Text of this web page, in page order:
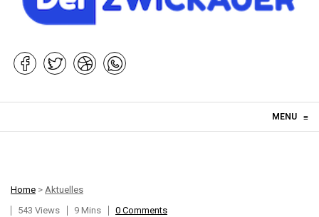
MENU ≡
Home > Aktuelles
543 Views
9 Mins 0 Comments